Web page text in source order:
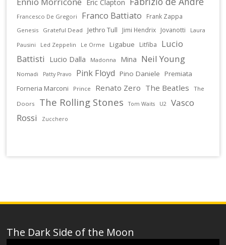
Eric Clapton
Francesco De Gregori Franco Battiato Frank Zappa
Genesis Grateful Dead Jethro Tull Jimi Hendrix Jovanotti
Laura
Pausini
Led Zeppelin Le Orme Ligabue Litfiba
Lucio
Battisti
Lucio Dalla Madonna Mina Neil Young
Nomadi Patty Pravo Pink Floyd Pino Daniele
Premiata
Forneria Marconi
Prince Renato Zero The Beatles
The
Doors
The Rolling Stones Tom Waits U2
Vasco
Rossi
Zucchero
The Dark Side of the Moon